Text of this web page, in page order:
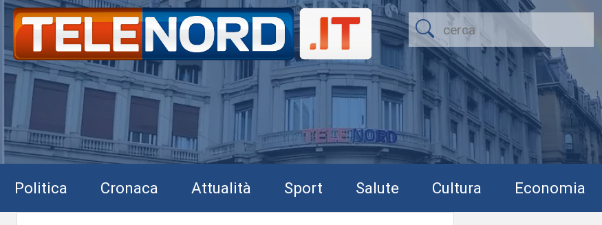
Politica Cronaca Attualità Sport Salute Cultura Economia